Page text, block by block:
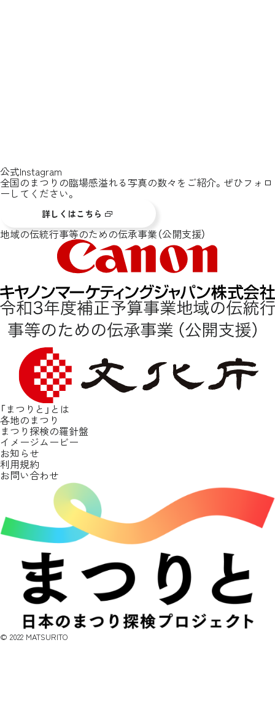
公式Instagram
全国のまつりの臨場感溢れる写真の数々をご紹介。ぜひフォロ
ーしてください。
詳しくはこちら
地域の伝統行事等のための伝承事業（公開支援）
「まつりと」とは
各地のまつり
まつり探検の羅針盤
イメージムービー
お知らせ
利用規約
お問い合わせ
©︎ 2022 MATSURITO